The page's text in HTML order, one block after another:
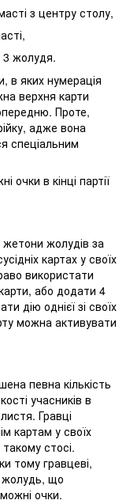
з центру столу,
3 жолудя.
в яких нумерація
верхня карти
Проте,
адже вона
спеціальним
очки в кінці партії
жетони жолудів за
картах у своїх
використати
або додати 4
дію однієї зі своїх
можна активувати
певна кількість
учасників в
Гравці
картам у своїх
стосі.
тому гравцеві,
жолудь, що
очки.